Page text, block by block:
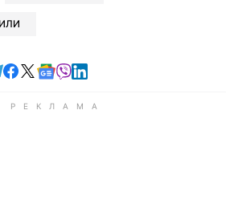
Читайте в Telegram
Читайте в Facebook
Читайте в X
Читайте в Google news
Читайте в Viber
Читайте в LinkedIn